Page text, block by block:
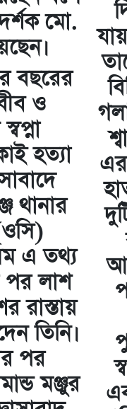
মো.
বছরের
ও
হত্যা
থানার
এ তথ্য
পর লাশ
রাস্তায়
তিনি।
পর
মঞ্জুর